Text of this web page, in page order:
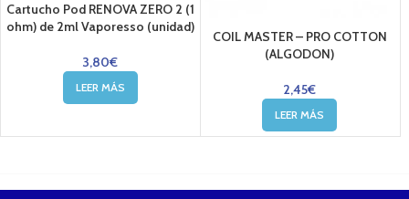
Cartucho Pod RENOVA ZERO 2 (1
ohm) de 2ml Vaporesso (unidad)
3,80€
LEER MÁS
COIL MASTER – PRO COTTON
(ALGODON)
2,45€
LEER MÁS